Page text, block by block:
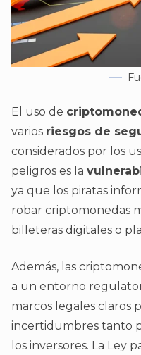
El uso de
varios riesgos de
considerados por los
peligros es la
ya que los piratas
robar criptomonedas
billeteras digitales o
Además, las
a un entorno
marcos legales claros
incertidumbres tanto
los inversores. La Ley